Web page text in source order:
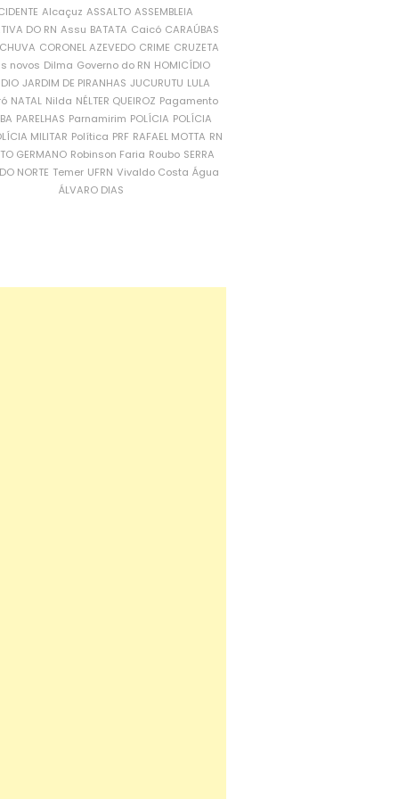
Alcaçuz ASSALTO ASSEMBLEIA
DO RN Assu BATATA Caicó CARAÚBAS
CORONEL AZEVEDO CRIME CRUZETA
novos Dilma Governo do RN HOMICÍDIO
JARDIM DE PIRANHAS JUCURUTU LULA
NATAL Nilda NÉLTER QUEIROZ Pagamento
PARELHAS Parnamirim POLÍCIA POLÍCIA
MILITAR Política PRF RAFAEL MOTTA RN
GERMANO Robinson Faria Roubo SERRA
NORTE Temer UFRN Vivaldo Costa Água
ÁLVARO DIAS